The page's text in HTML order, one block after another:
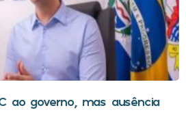
ao governo, mas ausência